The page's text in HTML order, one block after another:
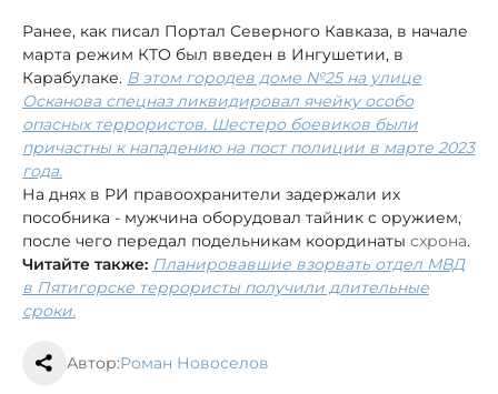
Ранее, как писал Портал Северного Кавказа, в начале
марта режим КТО был введен в Ингушетии, в
Карабулаке. В этом городев доме №25 на улице
Осканова спецназ ликвидировал ячейку особо
опасных террористов. Шестеро боевиков были
причастны к нападению на пост полиции в марте 2023
года.
На днях в РИ правоохранители задержали их
пособника - мужчина оборудовал тайник с оружием,
после чего передал подельникам координаты схрона.
Читайте также: Планировавшие взорвать отдел МВД
в Пятигорске террористы получили длительные
сроки.
Автор:Роман Новоселов